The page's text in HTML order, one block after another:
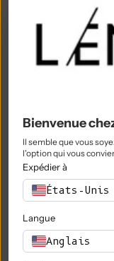
Nigeria
Niue (NZD $)
Île Norfolk
Norvège
Oman (EUR €)
Pakistan
Territoires
Panama
Papouasie-
Bienvenue
Il semble que vous
l'option qui vous
Expédier à
États-Unis
Langue
Anglais